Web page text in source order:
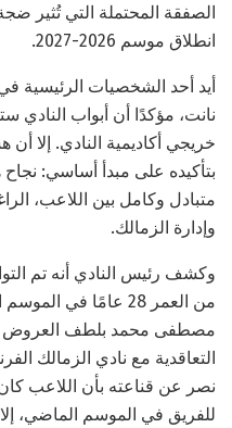
الصفقة المحتملة التي تُثير
انطلاق موسم 2026-2027.
أيد أحد الشخصيات الرئيسية
نانت، مؤكدًا أن أبواب النادي
خريجي أكاديمية النادي. إلا
بتأكيده على مبدأ أساسي:
متبادل وكامل بين اللاعب،
وإدارة الزمالك.
وكشف رئيس النادي أنه تم
من العمر 28 عامًا
مصطفى محمد بلطف العروض
التعاقدية مع نادي الزمالك
نصر عن قناعته بأن اللاعب كان
للفريق في الموسم الماضي،